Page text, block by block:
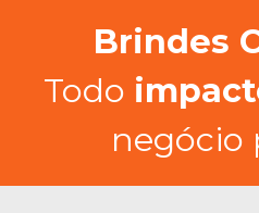
Brindes
Todo
negócio